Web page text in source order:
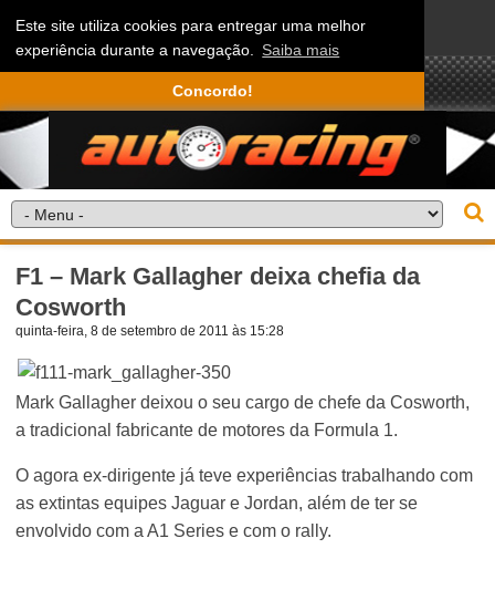
Este site utiliza cookies para entregar uma melhor
experiência durante a navegação. Saiba mais
Concordo!
F1 – Mark Gallagher deixa chefia da
Cosworth
quinta-feira, 8 de setembro de 2011 às 15:28
Mark Gallagher deixou o seu cargo de chefe da Cosworth,
a tradicional fabricante de motores da Formula 1.
O agora ex-dirigente já teve experiências trabalhando com
as extintas equipes Jaguar e Jordan, além de ter se
envolvido com a A1 Series e com o rally.